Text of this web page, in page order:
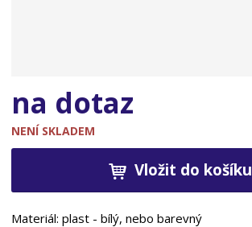
na dotaz
NENÍ SKLADEM
Vložit do košíku
Materiál: plast - bílý, nebo barevný